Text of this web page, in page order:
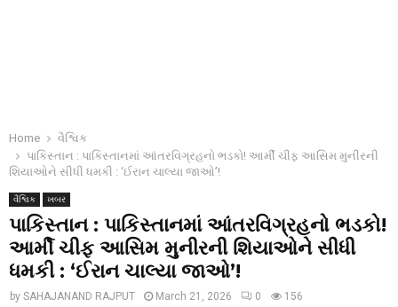
Home
વૈશ્વિક
પાકિસ્તાન : પાકિસ્તાનમાં આંતરવિગ્રહનો ભડકો! આર્મી ચીફ આસિમ મુનીરની
શિયાઓને સીધી ધમકી : ‘ઈરાન ચાલ્યા જાઓ’!
વૈશ્વિક ખબર
પાકિસ્તાન : પાકિસ્તાનમાં આંતરવિગ્રહનો ભડકો!
આર્મી ચીફ આસિમ મુનીરની શિયાઓને સીધી
ધમકી : ‘ઈરાન ચાલ્યા જાઓ’!
by SAHAJANAND RAJPUT March 21, 2026 0 156